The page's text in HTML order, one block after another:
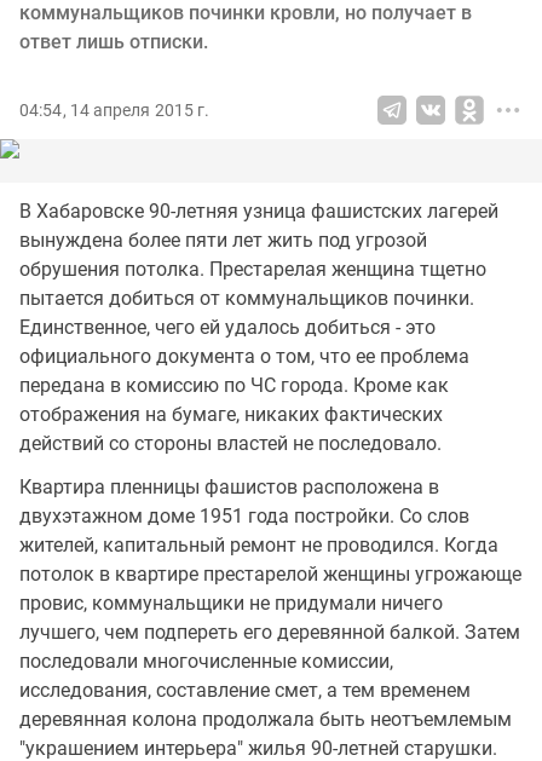
коммунальщиков починки кровли, но получает в
ответ лишь отписки.
04:54, 14 апреля 2015 г.
В Хабаровске 90-летняя узница фашистских лагерей
вынуждена более пяти лет жить под угрозой
обрушения потолка. Престарелая женщина тщетно
пытается добиться от коммунальщиков починки.
Единственное, чего ей удалось добиться - это
официального документа о том, что ее проблема
передана в комиссию по ЧС города. Кроме как
отображения на бумаге, никаких фактических
действий со стороны властей не последовало.
Квартира пленницы фашистов расположена в
двухэтажном доме 1951 года постройки. Со слов
жителей, капитальный ремонт не проводился. Когда
потолок в квартире престарелой женщины угрожающе
провис, коммунальщики не придумали ничего
лучшего, чем подпереть его деревянной балкой. Затем
последовали многочисленные комиссии,
исследования, составление смет, а тем временем
деревянная колона продолжала быть неотъемлемым
"украшением интерьера" жилья 90-летней старушки.